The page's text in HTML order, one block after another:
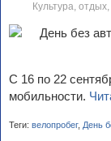
Культура,
С 16 по 22
мобильности.
Теги: велопробег, День